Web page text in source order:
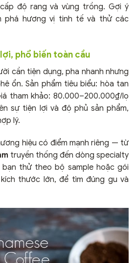
độ rang và vùng trồng. Gợi ý
phá hương vị tinh tế và thử các
phổ biến toàn cầu
cần tiện dụng, pha nhanh nhưng
ổn. Sản phẩm tiêu biểu: hòa tan
tham khảo: 80.000–200.000₫/lọ
sự tiện lợi và độ phủ sản phẩm,
lý.
hiệu có điểm mạnh riêng — từ
truyền thống đến dòng specialty
bạn thử theo bộ sample hoặc gói
thước lớn, để tìm đúng gu và